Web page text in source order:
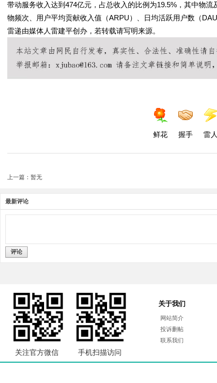
带动服务收入达到474亿元，占总收入的比例为19.5%，其中物
物频次、用户平均贡献收入值（ARPU）、日均活跃用户数（
雷递由媒体人雷建平创办，若转载请写明来源。
鲜花 握手 雷
上一篇：暂无
最新评论
评论
关注官方微信 手机扫描访问
关于我们
网站简介
投诉删帖
联系我们